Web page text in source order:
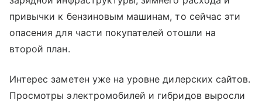
привычки к бензиновым машинам, то сейчас эти
опасения для части покупателей отошли на
второй план.
Интерес заметен уже на уровне дилерских сайтов.
Просмотры электромобилей и гибридов выросли